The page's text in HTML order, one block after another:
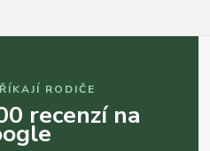
RODIČE
recenzí na